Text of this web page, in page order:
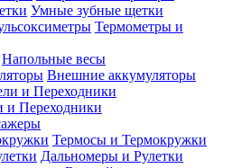
Умные зубные щетки
Термометры и
Напольные весы
Внешние аккумуляторы
и Переходники
Термосы и Термокружки
Дальномеры и Рулетки